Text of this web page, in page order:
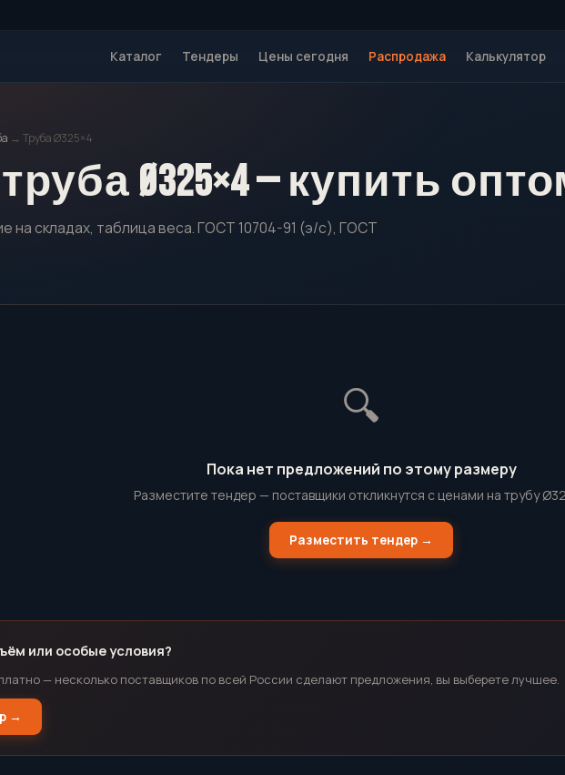
Каталог Тендеры Цены сегодня Распродажа Калькулятор
→ Труба Ø325×4
Ø325×4 — купить
на складах, таблица веса. ГОСТ 10704-91 (э/с), ГОСТ
🔍
Пока нет предложений по этому размеру
Разместите тендер — поставщики откликнутся с ценами на трубу
Разместить тендер →
или особые условия?
— несколько поставщиков по всей России сделают предложения, вы выберете лучшее.
→